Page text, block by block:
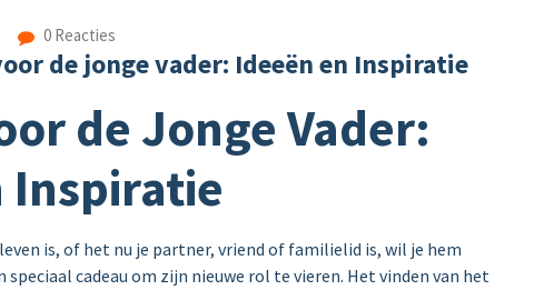
0 Reacties
de jonge vader: Ideeën en Inspiratie
de Jonge Vader:
Inspiratie
is, of het nu je partner, vriend of familielid is, wil je hem
speciaal cadeau om zijn nieuwe rol te vieren. Het vinden van het